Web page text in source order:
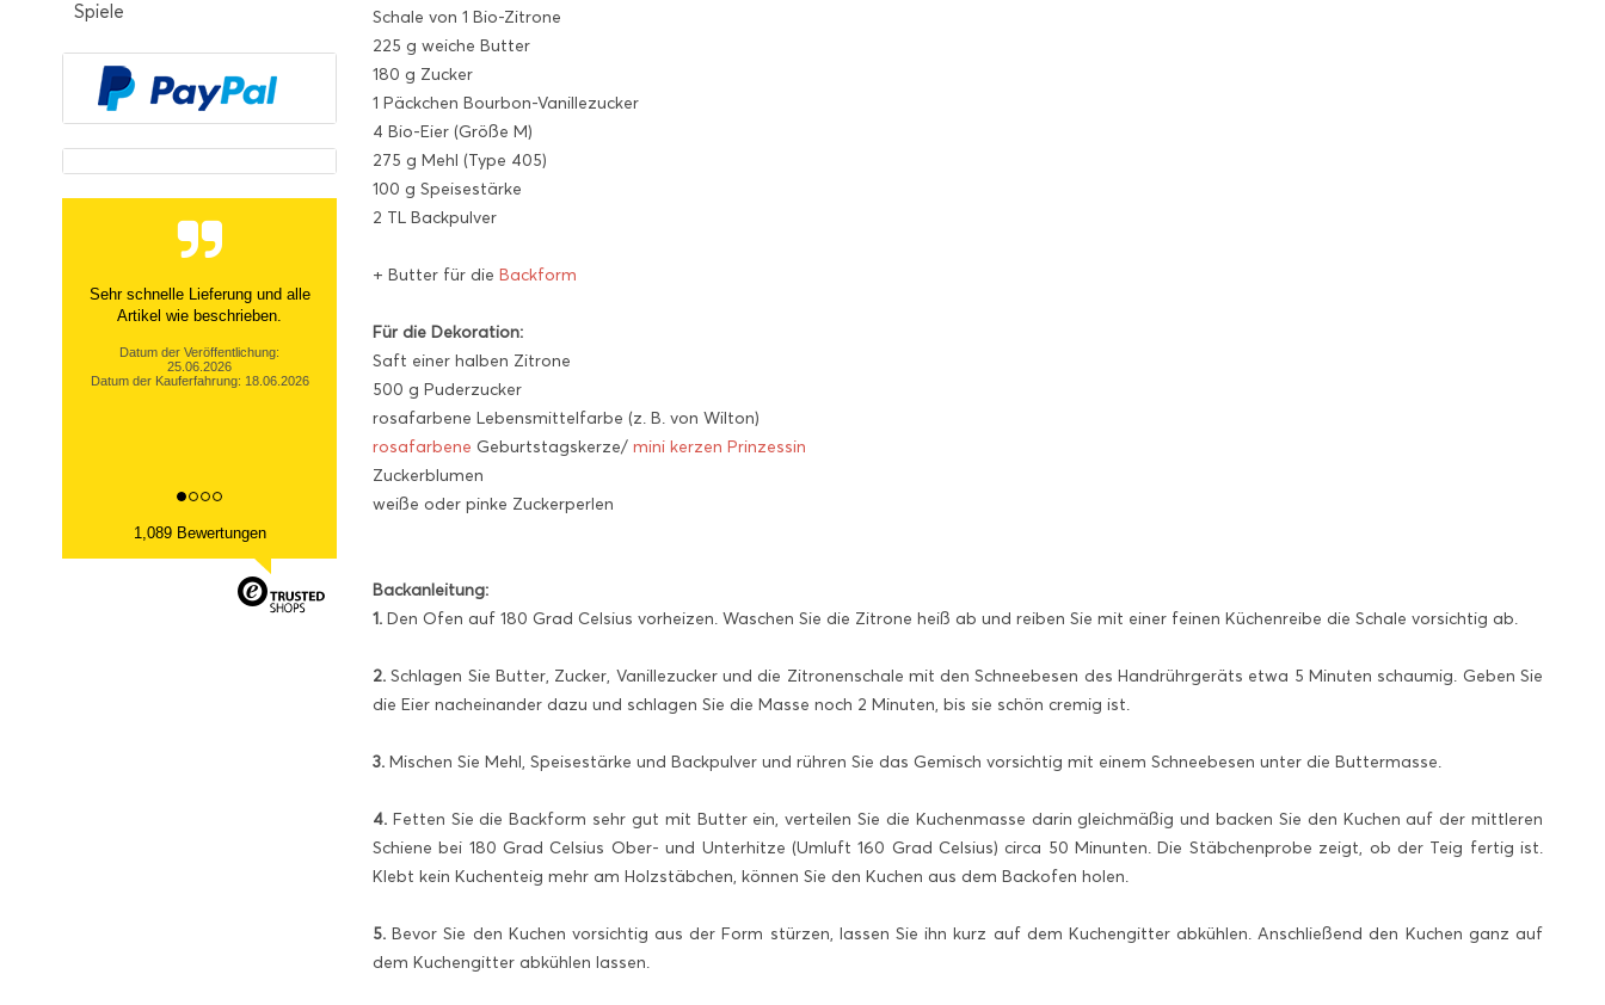
Spiele
Sehr netter Kontakt, zügige Info
über nicht- Verfügbarkeit und
Datum der Veröffentlichung:
13.03.2026
1,089 Bewertungen
Schale von 1 Bio-Zitrone
225 g weiche Butter
180 g Zucker
1 Päckchen Bourbon-Vanillezucker
4 Bio-Eier (Größe M)
275 g Mehl (Type 405)
100 g Speisestärke
2 TL Backpulver
+ Butter für die Backform
Für die Dekoration:
Saft einer halben Zitrone
500 g Puderzucker
rosafarbene Lebensmittelfarbe (z. B. von Wilton)
rosafarbene Geburtstagskerze/ mini kerzen Prinzessin
Zuckerblumen
weiße oder pinke Zuckerperlen
Backanleitung:
1. Den Ofen auf 180 Grad Celsius vorheizen. Waschen Sie die Zitrone heiß ab und reiben Sie mit einer feinen Küchenreibe die Schale vorsichtig ab.
2. Schlagen Sie Butter, Zucker, Vanillezucker und die Zitronenschale mit den Schneebesen des Handrührgeräts etwa 5 Minuten schaumig. Geben Sie
die Eier nacheinander dazu und schlagen Sie die Masse noch 2 Minuten, bis sie schön cremig ist.
3. Mischen Sie Mehl, Speisestärke und Backpulver und rühren Sie das Gemisch vorsichtig mit einem Schneebesen unter die Buttermasse.
4. Fetten Sie die Backform sehr gut mit Butter ein, verteilen Sie die Kuchenmasse darin gleichmäßig und backen Sie den Kuchen auf der mittleren
Schiene bei 180 Grad Celsius Ober- und Unterhitze (Umluft 160 Grad Celsius) circa 50 Minunten. Die Stäbchenprobe zeigt, ob der Teig fertig ist.
Klebt kein Kuchenteig mehr am Holzstäbchen, können Sie den Kuchen aus dem Backofen holen.
5. Bevor Sie den Kuchen vorsichtig aus der Form stürzen, lassen Sie ihn kurz auf dem Kuchengitter abkühlen. Anschließend den Kuchen ganz auf
dem Kuchengitter abkühlen lassen.